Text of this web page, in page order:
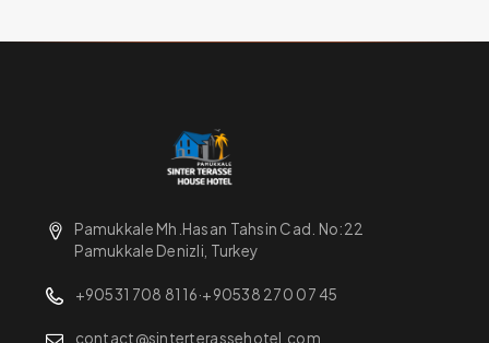
Pamukkale Mh.Hasan Tahsin Cad. No:22
Pamukkale Denizli, Turkey
+90531 708 81 16·+90538 270 07 45
contact@sinterterassehotel.com